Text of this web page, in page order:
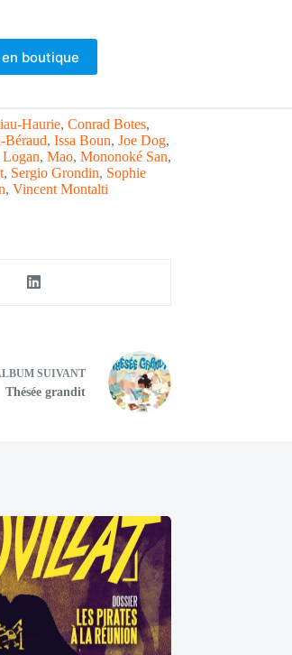
boutique
Haurie, Conrad Botes
Béraud, Issa Boun, Joe Dog
Logan, Mao, Mononoké San
, Sergio Grondin, Sophie
, Vincent Montalti
SUIVANT
Thésée grandit